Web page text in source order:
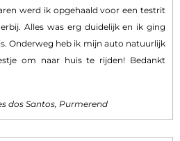
werd ik opgehaald voor een testrit
Alles was erg duidelijk en ik ging
Onderweg heb ik mijn auto natuurlijk
om naar huis te rijden! Bedankt
dos Santos, Purmerend